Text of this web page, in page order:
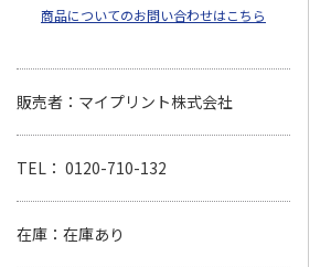
商品についてのお問い合わせはこちら
販売者：マイプリント株式会社
TEL： 0120-710-132
在庫：在庫あり